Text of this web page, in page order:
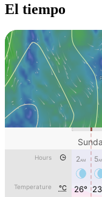
El tiempo